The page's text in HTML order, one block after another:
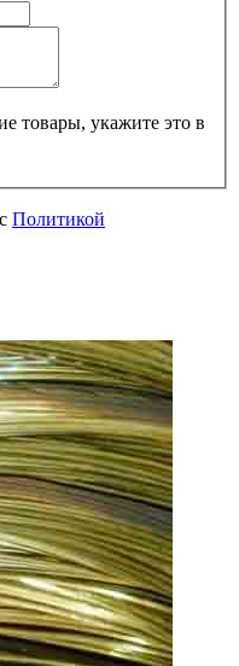
товары, укажите это в
Политикой